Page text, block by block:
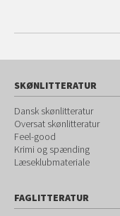
SKØNLITTERATUR
Dansk skønlitteratur
Oversat skønlitteratur
Feel-good
Krimi og spænding
Læseklubmateriale
FAGLITTERATUR